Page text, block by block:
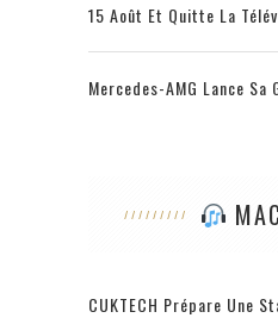
15 Août Et Quitte La
Mercedes-AMG Lance
CUKTECH Prépare Une